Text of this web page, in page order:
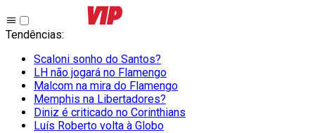
Tendências:
Scaloni sonho do Santos?
LH não jogará no Flamengo
Malcom na mira do Flamengo
Memphis na Libertadores?
Diniz é criticado no Corinthians
Luís Roberto volta à Globo